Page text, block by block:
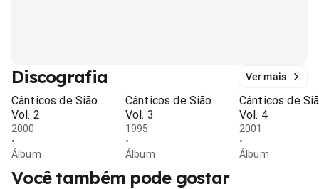
Discografia Ver mais
Cânticos de Sião
Vol. 2
2000
•
Álbum
Cânticos de Sião
Vol. 3
1995
•
Álbum
Cânticos de
Vol. 4
2001
•
Álbum
Você também pode gostar